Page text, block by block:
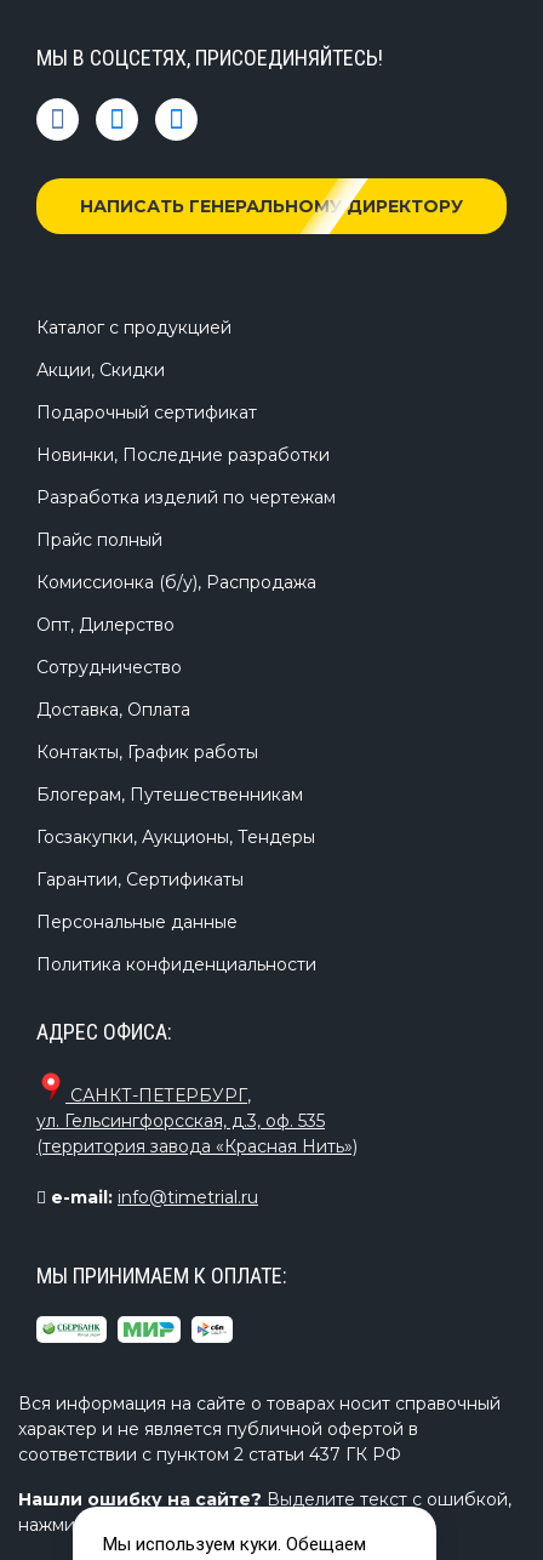
МЫ В СОЦСЕТЯХ, ПРИСОЕДИНЯЙТЕСЬ!
НАПИСАТЬ ГЕНЕРАЛЬНОМУ ДИРЕКТОРУ
Каталог с продукцией
Акции, Скидки
Подарочный сертификат
Новинки, Последние разработки
Разработка изделий по чертежам
Прайс полный
Комиссионка (б/у), Распродажа
Опт, Дилерство
Сотрудничество
Доставка, Оплата
Контакты, График работы
Блогерам, Путешественникам
Госзакупки, Аукционы, Тендеры
Гарантии, Сертификаты
Персональные данные
Политика конфиденциальности
АДРЕС ОФИСА:
САНКТ-ПЕТЕРБУРГ,
ул. Гельсингфорсская, д.3, оф. 535
(территория завода «Красная Нить»)
e-mail: info@timetrial.ru
МЫ ПРИНИМАЕМ К ОПЛАТЕ:
Вся информация на сайте о товарах носит справочный
характер и не является публичной офертой в
соответствии с пунктом 2 статьи 437 ГК РФ
Нашли ошибку на сайте? Выделите текст с ошибкой,
нажмите Ctrl+Enter и напишите нам.
Мы используем куки. Обещаем